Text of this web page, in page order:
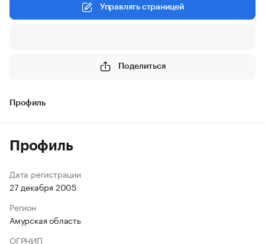
Управлять страницей
Поделиться
Профиль
Профиль
Дата регистрации
27 декабря 2005
Регион
Амурская область
ОГРНИП